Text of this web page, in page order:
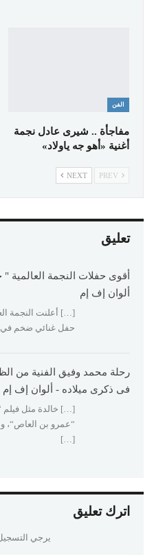
الفن
مفاجأة .. شيرى عادل نجمة
أغنية «أهو جه ياولاد»
NEXT
تعليق
أقوى حفلات النجمة
ألوان إف إم
[…] أعلنت النجمة
حفل غنائي ضخم
رحلة محمد وفيق الفنية من
فى ذكرى ميلاده - ألوان إف إم
[…] خالدة مثل
“عمرو بن العاص“،
[…]
اترك تعليق
يرجي